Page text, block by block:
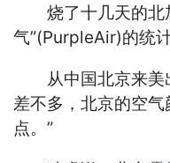
烧了十几天的北加
气”(PurpleAir)的统
从中国北京来美出
差不多，北京的空
点。”